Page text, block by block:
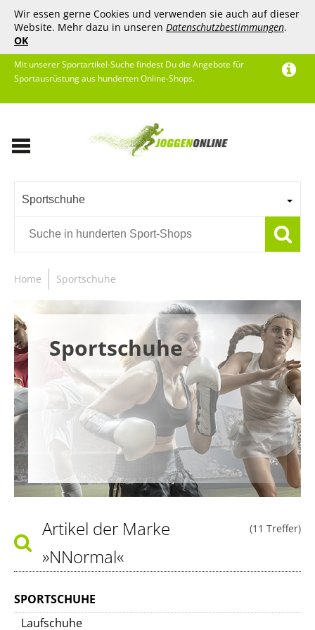
Wir essen gerne Cookies und verwenden sie auch auf dieser
Website. Mehr dazu in unseren Datenschutzbestimmungen.
OK
Mit unserer Sportartikel-Suche findest Du die Angebote für
Sportausrüstung aus hunderten Online-Shops.
Sportschuhe
Home Sportschuhe
Sportschuhe
(11 Treffer)
Artikel der Marke
»NNormal«
SPORTSCHUHE
Laufschuhe